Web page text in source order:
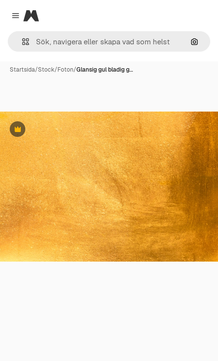
Close menu
Magnific
Sök
Startsida/Stock/Foton/Glansig gul bladig g…
Premie